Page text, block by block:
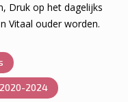
Druk op het dagelijks
Vitaal ouder worden.
2024